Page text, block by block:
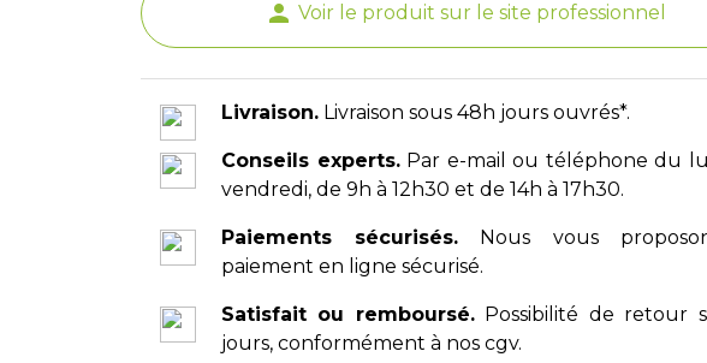
person Voir le produit sur le site professionnel
Livraison. Livraison sous 48h jours ouvrés*.
Conseils experts.Par e-mail ou téléphone du
vendredi, de 9h à 12h30 et de 14h à 17h30.
Paiements sécurisés. Nous vous
paiement en ligne sécurisé.
Satisfait ou remboursé.Possibilité de retour
jours, conformément à nos cgv.